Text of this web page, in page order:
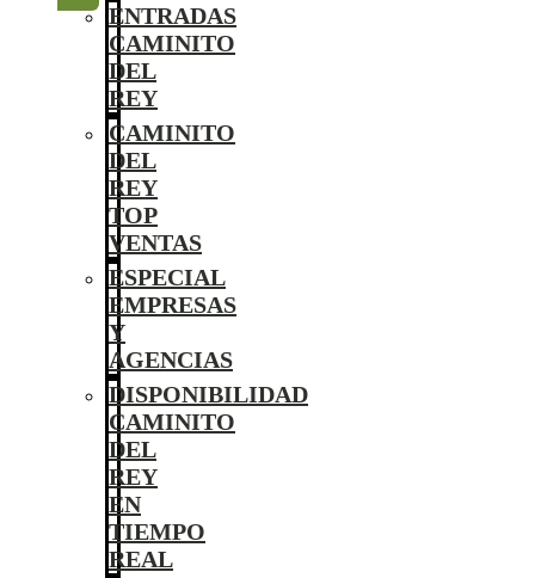
ENTRADAS
CAMINITO
DEL
REY
CAMINITO
DEL
REY
TOP
VENTAS
ESPECIAL
EMPRESAS
Y
AGENCIAS
DISPONIBILIDAD
CAMINITO
DEL
REY
EN
TIEMPO
REAL